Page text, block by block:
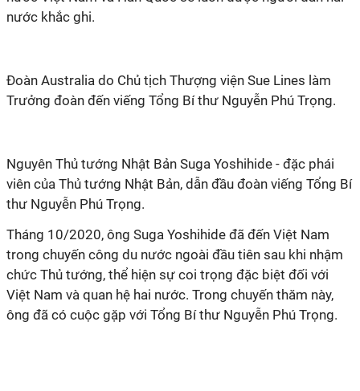
nước khắc ghi.
Đoàn Australia do Chủ tịch Thượng viện Sue Lines làm
Trưởng đoàn đến viếng Tổng Bí thư Nguyễn Phú Trọng.
Nguyên Thủ tướng Nhật Bản Suga Yoshihide - đặc phái
viên của Thủ tướng Nhật Bản, dẫn đầu đoàn viếng Tổng Bí
thư Nguyễn Phú Trọng.
Tháng 10/2020, ông Suga Yoshihide đã đến Việt Nam
trong chuyến công du nước ngoài đầu tiên sau khi nhậm
chức Thủ tướng, thể hiện sự coi trọng đặc biệt đối với
Việt Nam và quan hệ hai nước. Trong chuyến thăm này,
ông đã có cuộc gặp với Tổng Bí thư Nguyễn Phú Trọng.